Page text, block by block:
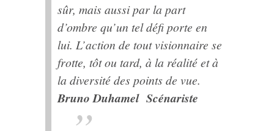
sûr, mais aussi par la part
d’ombre qu’un tel défi porte en
lui. L’action de tout visionnaire se
frotte, tôt ou tard, à la réalité et à
la diversité des points de vue.
Bruno Duhamel Scénariste